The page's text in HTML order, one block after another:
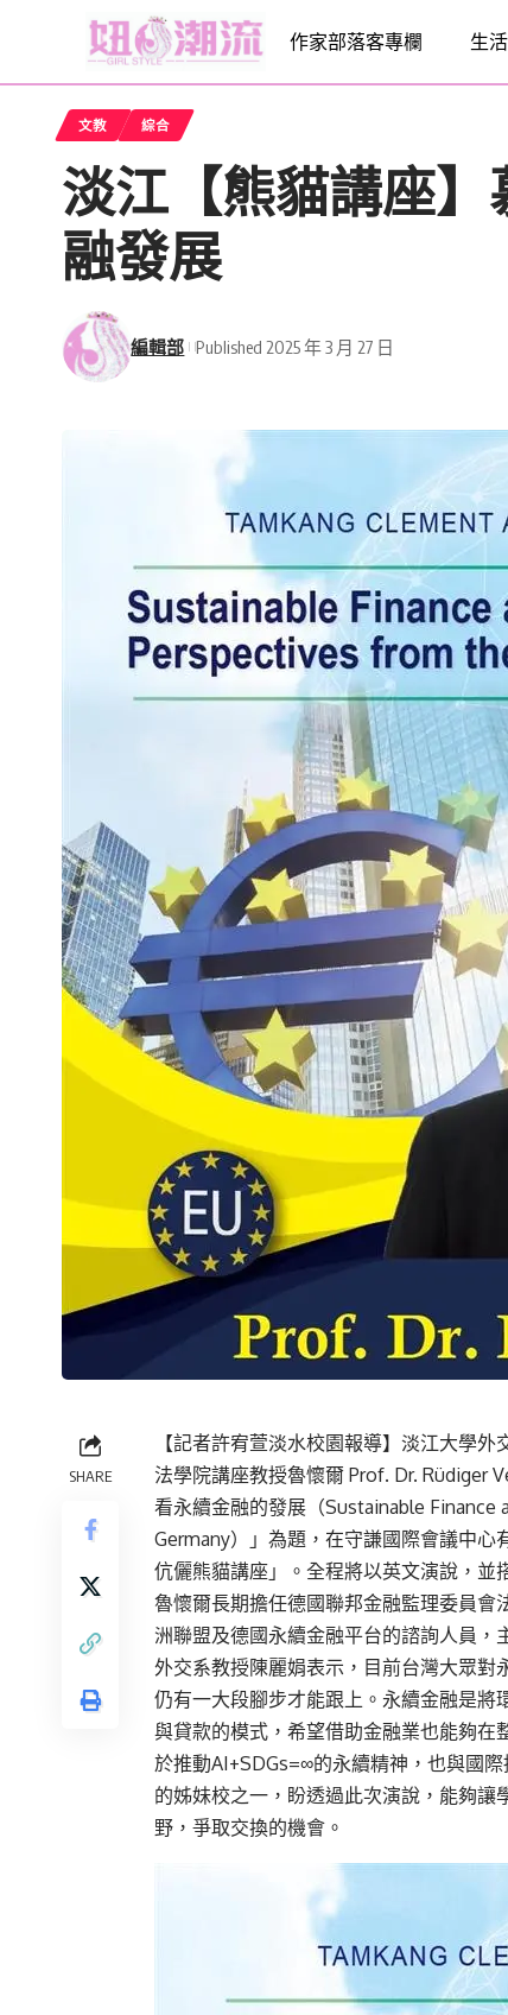
作家部落客專欄 生活
文教 綜合
淡江【熊貓講座
融發展
編輯部 Published 2025 年 3 月 27 日
SHARE
【記者許宥萱淡水校園報導】淡江大學
法學院講座教授魯懷爾 Prof. Dr. Rüdiger
看永續金融的發展（Sustainable
Germany）」為題，在守謙國際會議中
伉儷熊貓講座」。全程將以英文演說，並
魯懷爾長期擔任德國聯邦金融監理委員
洲聯盟及德國永續金融平台的諮詢人員，
外交系教授陳麗娟表示，目前台灣大眾對
仍有一大段腳步才能跟上。永續金融是將
與貸款的模式，希望借助金融業也能夠在
於推動AI+SDGs=∞的永續精神，也與國
的姊妹校之一，盼透過此次演說，能夠
野，爭取交換的機會。